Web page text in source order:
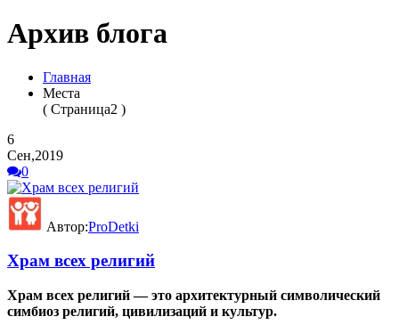
Архив блога
Главная
Места
( Страница2 )
6
Сен,2019
0
Автор:ProDetki
Храм всех религий
Храм всех религий — это архитектурный символический
симбиоз религий, цивилизаций и культур.